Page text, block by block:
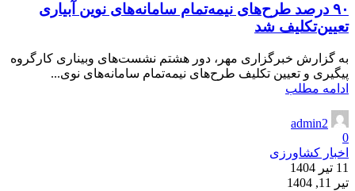
۹۰ درصد طرح‌های نیمه‌تمام سامانه‌های نوین آبیاری
تعیین‌تکلیف شد
به گزارش خبرگزاری مهر، دور هشتم نشست‌های وبیناری کارگروه
پیگیری و تعیین تکلیف طرح‌های نیمه‌تمام سامانه‌های نوی...
ادامه مطلب
admin2
0
اخبار کشاورزی
11 تیر 1404
تیر 11, 1404